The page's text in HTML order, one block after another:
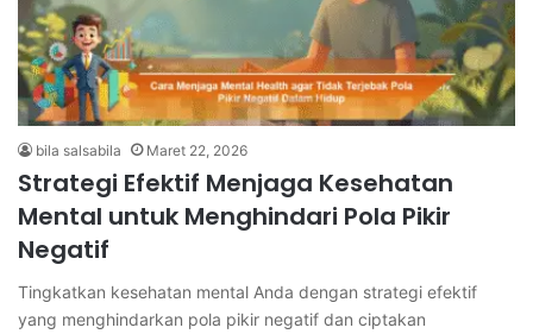
bila salsabila Maret 22, 2026
Strategi Efektif Menjaga Kesehatan
Mental untuk Menghindari Pola Pikir
Negatif
Tingkatkan kesehatan mental Anda dengan strategi efektif
yang menghindarkan pola pikir negatif dan ciptakan